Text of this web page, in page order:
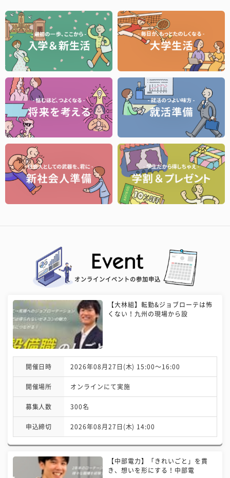
オンラインイベントの参加申込
【大林組】転勤&ジョブローテは怖
くない！九州の現場から設
開催日時 2026年08月27日(木) 15:00〜16:00
開催場所 オンラインにて実施
募集人数 300名
申込締切 2026年08月27日(木) 14:00
【中部電力】「きれいごと」を貫
き、想いを形にする！中部電